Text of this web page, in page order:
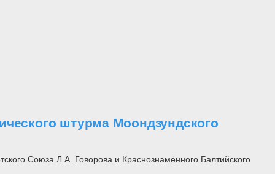
штурма Моондзундского
Союза Л.А. Говорова и Краснознамённого Балтийского